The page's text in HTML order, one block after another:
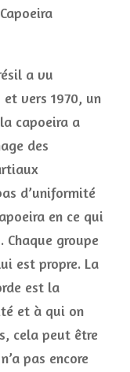
a vu
vers 1970, un
capoeira a
des
d’uniformité
en ce qui
Chaque groupe
est propre. La
est la
et à qui on
cela peut être
pas encore